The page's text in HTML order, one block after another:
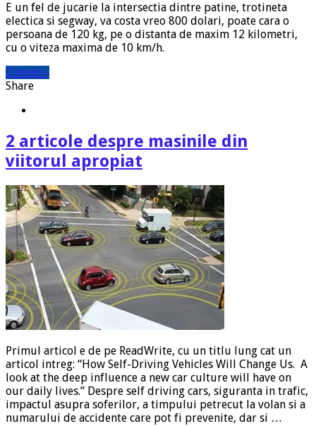
E un fel de jucarie la intersectia dintre patine, trotineta
electica si segway, va costa vreo 800 dolari, poate cara o
persoana de 120 kg, pe o distanta de maxim 12 kilometri,
cu o viteza maxima de 10 km/h.
Citeste »
Share
2 articole despre masinile din
viitorul apropiat
Primul articol e de pe ReadWrite, cu un titlu lung cat un
articol intreg: “How Self-Driving Vehicles Will Change Us. A
look at the deep influence a new car culture will have on
our daily lives.” Despre self driving cars, siguranta in trafic,
impactul asupra soferilor, a timpului petrecut la volan si a
numarului de accidente care pot fi prevenite, dar si …